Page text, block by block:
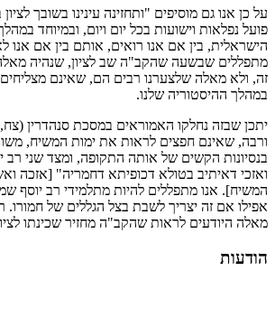
על כן אנו גם מוסיפים "ותחזינה עינינו בשובך
פועל נפלאות וישועות בכל יום ויום, ובמיוחד
הישראלית, בין אם אנו רואים, אותם בין אם אנו
מתפללים שבשעה שהקב"ה שב לציון, שנהיה
זה, ולא מאלה שלצערנו רבים הם, שאינם
במהלך ההיסטוריה שלנו.
יתכן שבזה נחלקו האמוראים במסכת סנהדרין
ורבה, שאינם חפצים לראות את ימות המשיח,
בנסיונות הקשים של אותה התקופה, ומצד שני
ואזכי דאיתיב בטולא דכופיתא דחמריה" [אזכה
המשיח]. אנו מתפללים להיות מתלמידי רב יוסף
אפילו אם זה יצריך לשבת בצל הגללים של חמורו.
מאלה היודעים לראות שהקב"ה מחזיר שכינתו
הודעות